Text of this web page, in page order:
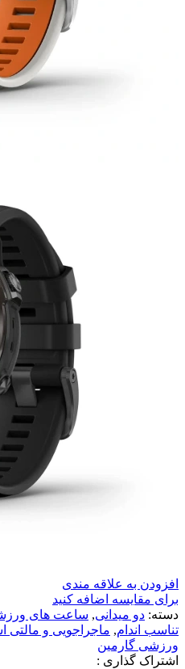
افزودن به علاقه مندی
برای مقایسه اضافه کنید
دسته: دو میدانی, ساعت های
تناسب اندام, ماجراجویی و مالتی
ورزشی گارمین
اشتراک گذاری :